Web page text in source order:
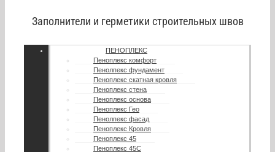
Заполнители и герметики строительных швов
ПЕНОПЛЕКС
Пеноплекс комфорт
Пенолпекс фундамент
Пеноплекс скатная кровля
Пеноплекс стена
Пеноплекс основа
Пеноплекс Гео
Пенолпекс фасад
Пеноплекс Кровля
Пеноплекс 45
Пеноплекс 45С